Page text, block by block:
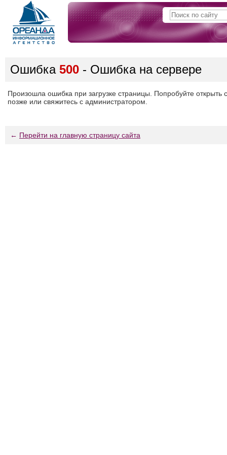
Ошибка 500 - Ошибка на сервере
Произошла ошибка при загрузке страницы. Попробуйте открыть
позже или свяжитесь с администратором.
← Перейти на главную страницу сайта